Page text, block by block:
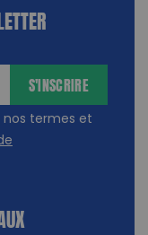
nos termes et
S'INSCRIRE